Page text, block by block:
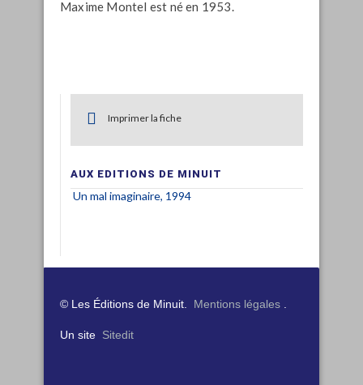
Maxime Montel est né en 1953.
Imprimer la fiche
AUX EDITIONS DE MINUIT
Un mal imaginaire, 1994
© Les Éditions de Minuit. Mentions légales
Un site Sitedit